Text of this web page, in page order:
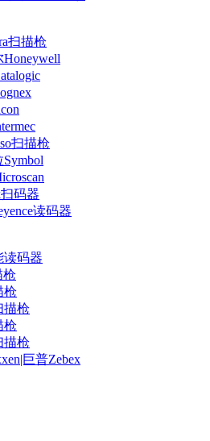
扫描枪
扫描枪
码器
读码器
读码器
枪
枪
描枪
枪
描枪
巨普Zebex